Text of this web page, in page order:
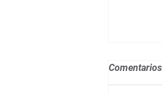
Comentarios